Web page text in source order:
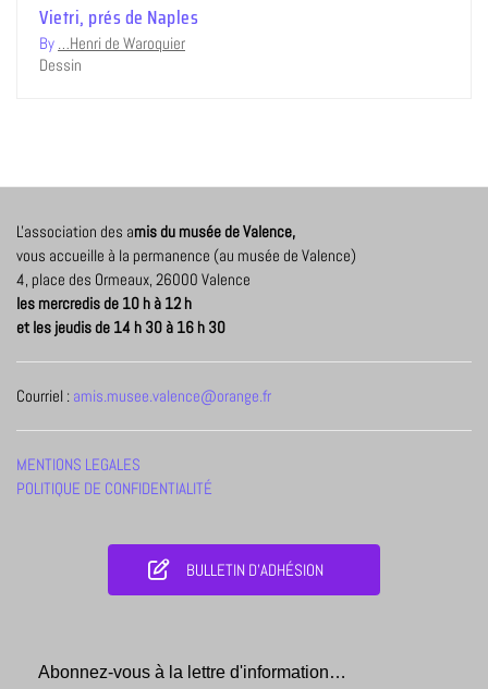
Vietri, prés de Naples
By
…Henri de Waroquier
Dessin
L'association des amis du musée de Valence,
vous accueille à la permanence (au musée de Valence)
4, place des Ormeaux, 26000 Valence
les mercredis de 10 h à 12 h
et les jeudis de 14 h 30 à 16 h 30
Courriel : amis.musee.valence@orange.fr
MENTIONS LEGALES
POLITIQUE DE CONFIDENTIALITÉ
BULLETIN D'ADHÉSION
Abonnez-vous à la lettre d'information…